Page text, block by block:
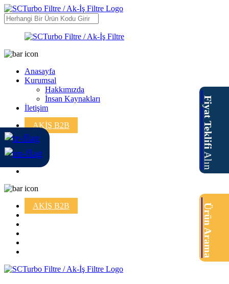
Anasayfa
Kurumsal
Hakkımızda
İnsan Kaynakları
İletişim
AKİŞ B2B
AKİŞ B2B
Fiyat Teklifi
Alın
Ürün Arama